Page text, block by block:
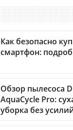
Как безопасно
смартфон:
Обзор пылесоса
AquaCycle Pro:
уборка без